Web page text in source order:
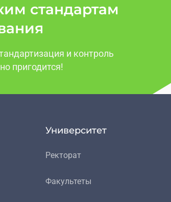
стандартам
и контроль
пригодится!
Университет
Ректорат
Факультеты